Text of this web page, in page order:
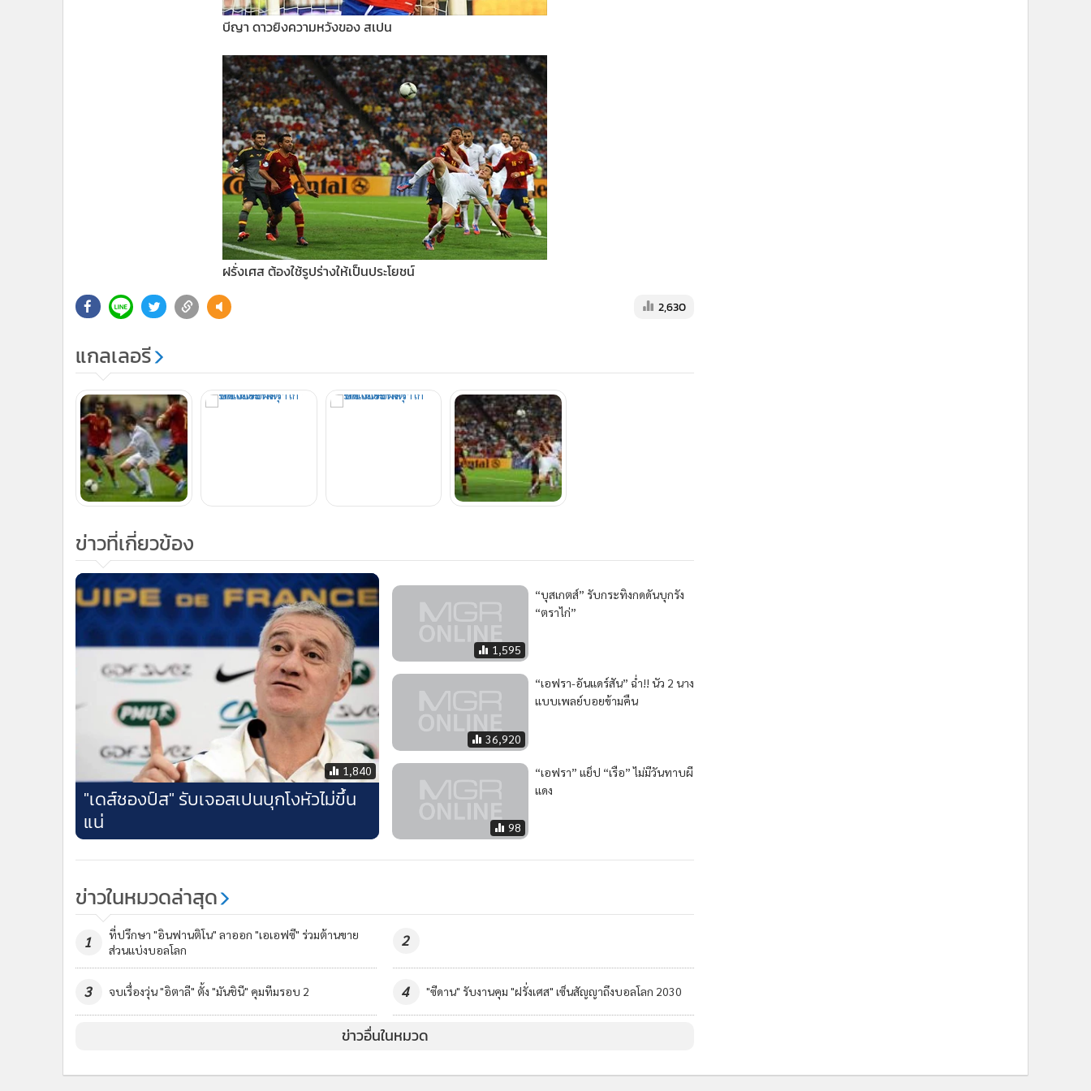
บีญา ดาวยิงความหวังของ สเปน
ฝรั่งเศส ต้องใช้รูปร่างให้เป็นประโยชน์
2,630
แกลเลอรี
ข่าวที่เกี่ยวข้อง
1,840
"เดส์ชองป์ส" รับเจอสเปนบุกโงหัวไม่ขึ้น
แน่
1,595
“บุสเกตส์” รับกระทิงกดดันบุกรัง
“ตราไก่”
36,920
“เอฟรา-อันแดร์สัน” ฉ่ำ!! นัว 2 นาง
แบบเพลย์บอยข้ามคืน
98
“เอฟรา” แย็ป “เรือ” ไม่มีวันทาบผี
แดง
ข่าวในหมวดล่าสุด
1
ที่ปรึกษา "อินฟานติโน" ลาออก "เอเอฟซี" ร่วมต้านขาย
ส่วนแบ่งบอลโลก
2
3 จบเรื่องวุ่น "อิตาลี" ตั้ง "มันชินี" คุมทีมรอบ 2 4 "ซีดาน" รับงานคุม "ฝรั่งเศส" เซ็นสัญญาถึงบอลโลก 2030
ข่าวอื่นในหมวด